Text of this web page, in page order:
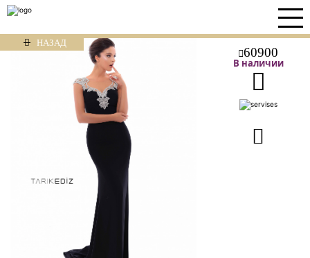
НАЗАД
60900
В наличии